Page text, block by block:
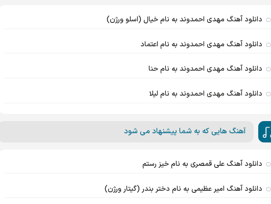
دانلود آهنگ مهدی احمدوند به نام خیال (اسلو ورژن)
دانلود آهنگ مهدی احمدوند به نام اعتماد
دانلود آهنگ مهدی احمدوند به نام حنا
دانلود آهنگ مهدی احمدوند به نام لیلا
آهنگ هایی که به شما پیشنهاد می شود
دانلود آهنگ علی قمصری به نام خیز رستم
دانلود آهنگ امیر عظیمی به نام دختر بندر (گیتار ورژن)